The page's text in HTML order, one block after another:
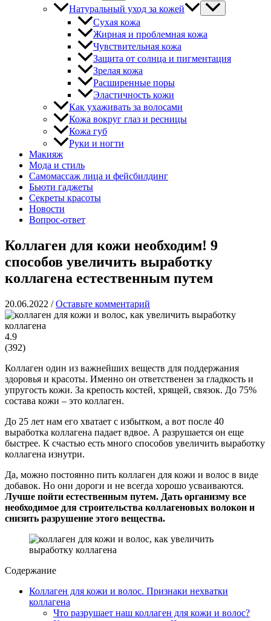
Натуральный уход за кожей
Сухая кожа
Жирная и проблемная кожа
Чувствительная кожа
Защита от солнца и пигментация
Зрелая кожа
Расширенные поры
Эластичность кожи
Как ухаживать за волосами
Кожа вокруг глаз и ресницы
Кожа губ
Руки и ногти
Макияж
Мода и стиль
Самомассаж лица и фейсбилдинг
Бьюти гаджеты
Секреты красоты
Новости
Вопрос-ответ
Коллаген для кожи необходим! 9
способов увеличить выработку
коллагена естественным путем
20.06.2022 /Оставьте комментарий
4.9
(392)
Коллаген один из важнейших веществ для поддержания
здоровья и красоты. Именно он ответственен за гладкость и
упругость кожи. За крепость костей, хрящей, связок. До 75%
состава кожи – это коллаген.
До 25 лет нам его хватает с избытком, а вот после 40
выработка коллагена падает вдвое. А разрушается он еще
быстрее. К счастью есть много способов увеличить выработку
коллагена изнутри.
Да, можно постоянно пить коллаген для кожи и волос в виде
добавок. Но они дороги и не всегда хорошо усваиваются.
Лучше пойти естественным путем. Дать организму все
необходимое для строительства коллагеновых волокон и
снизить разрушение этого вещества.
Содержание
Коллаген для кожи и волос. Признаки нехватки
коллагена
Что разрушает наш коллаген для кожи и волос?